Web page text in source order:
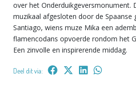
over het Onderduikgeversmonument.
muzikaal afgesloten door de Spaanse
Santiago, wiens muze Mika een
flamencodans opvoerde rondom het
Een zinvolle en inspirerende middag.
Deel dit via: